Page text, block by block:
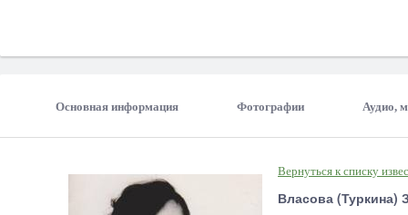
Основная информация Фотографии Аудио,
Вернуться к списку
Власова (Туркина)